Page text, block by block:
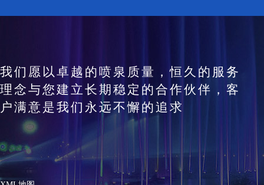
我们愿以卓越的喷泉质量，恒久的服务
理念与您建立长期稳定的合作伙伴，客
户满意是我们永远不懈的追求